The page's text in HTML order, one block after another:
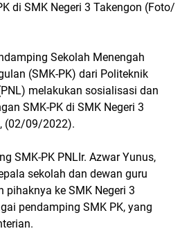
di SMK Negeri 3 Takengon (Foto/
Sekolah Menengah
(SMK-PK) dari Politeknik
melakukan sosialisasi dan
SMK-PK di SMK Negeri 3
(02/09/2022).
SMK-PK PNLIr. Azwar Yunus,
sekolah dan dewan guru
pihaknya ke SMK Negeri 3
pendamping SMK PK, yang